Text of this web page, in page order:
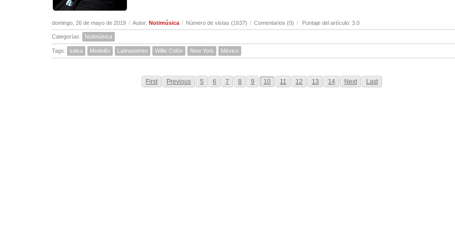
domingo, 26 de mayo de 2019 / Autor: Notimúsica / Número de vistas (1637) / Comentarios (0) / Puntaje del artículo: 3.0
Categorías: Notimúsica
Tags: salsa Medellín Latinastereo Willie Colón New York México
First Previous 5 6 7 8 9 10 11 12 13 14 Next Last